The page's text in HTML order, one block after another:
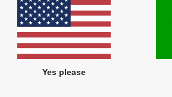
Produtos
Yes please